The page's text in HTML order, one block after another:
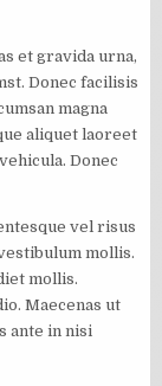
et gravida urna,
Donec facilisis
magna
aliquet laoreet
Donec
vel risus
mollis.
mollis.
Maecenas ut
ante in nisi